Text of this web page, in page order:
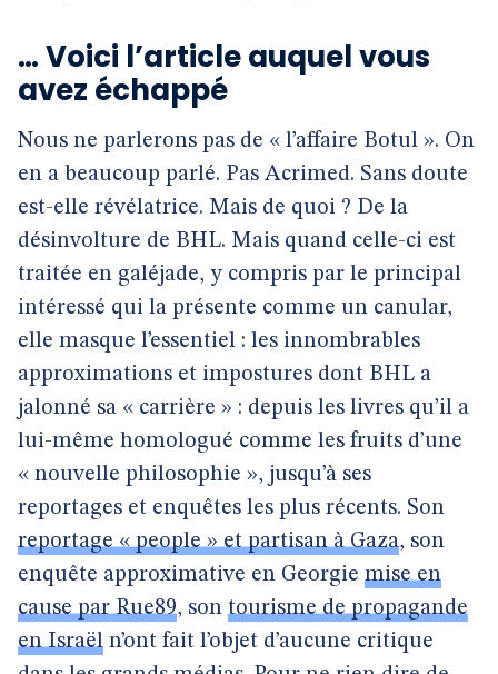
… Voici l’article auquel vous
avez échappé
Nous ne parlerons pas de « l’affaire Botul ». On
en a beaucoup parlé. Pas Acrimed. Sans doute
est-elle révélatrice. Mais de quoi ? De la
désinvolture de BHL. Mais quand celle-ci est
traitée en galéjade, y compris par le principal
intéressé qui la présente comme un canular,
elle masque l’essentiel : les innombrables
approximations et impostures dont BHL a
jalonné sa « carrière » : depuis les livres qu’il a
lui-même homologué comme les fruits d’une
« nouvelle philosophie », jusqu’à ses
reportages et enquêtes les plus récents. Son
reportage « people » et partisan à Gaza, son
enquête approximative en Georgie mise en
cause par Rue89, son tourisme de propagande
en Israël n’ont fait l’objet d’aucune critique